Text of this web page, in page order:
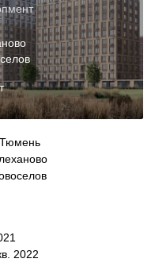
Тюмень
2022